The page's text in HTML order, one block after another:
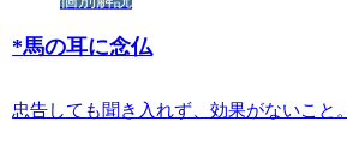
*馬の耳に念仏
忠告しても聞き入れず、効果がないこと。